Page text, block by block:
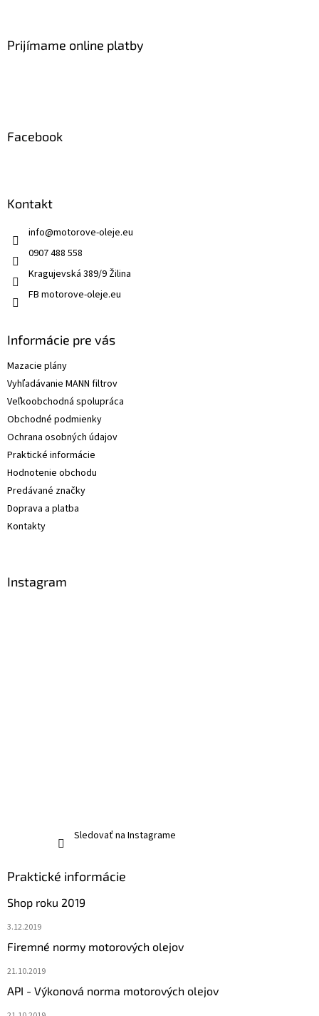
Prijímame online platby
Facebook
Kontakt
info@motorove-oleje.eu
0907 488 558
Kragujevská 389/9 Žilina
FB motorove-oleje.eu
Informácie pre vás
Mazacie plány
Vyhľadávanie MANN filtrov
Veľkoobchodná spolupráca
Obchodné podmienky
Ochrana osobných údajov
Praktické informácie
Hodnotenie obchodu
Predávané značky
Doprava a platba
Kontakty
Instagram
Sledovať na Instagrame
Praktické informácie
Shop roku 2019
3.12.2019
Firemné normy motorových olejov
21.10.2019
API - Výkonová norma motorových olejov